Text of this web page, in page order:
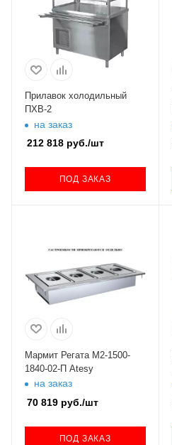
Прилавок холодильный
ПХВ-2
на заказ
212 818 руб./шт
ПОД ЗАКАЗ
Мармит Регата М2-1500-
1840-02-П Atesy
на заказ
70 819 руб./шт
ПОД ЗАКАЗ